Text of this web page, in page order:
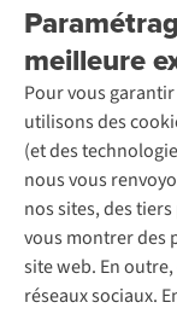
meilleure
Pour vous
utilisons des
(et des
nous vous
nos sites, des
vous montrer des
site web. En
réseaux sociaux.
Retourner
Rétractation d'une
Entretien &
Garantie
Contactez-nous
Entreprise
À propos d’Ayacucho
Nos magasins
À propos
Déclaration
Location / Location
Seconde-main
Entretien de ski
Service de lavage
Entretien de
Réparation de
Réparation de
Retouches
Pour les entreprises
Découvrez
A.S.Magazine
Explore Camp
Expertise & conseils
Abonnez-vous à